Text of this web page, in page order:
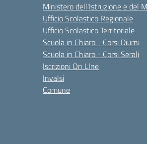
Ministero dell'Istruzione e del
Ufficio Scolastico Regionale
Ufficio Scolastico Territoriale
Scuola in Chiaro - Corsi Diurni
Scuola in Chiaro - Corsi Serali
Iscrizioni On LIne
Invalsi
Comune